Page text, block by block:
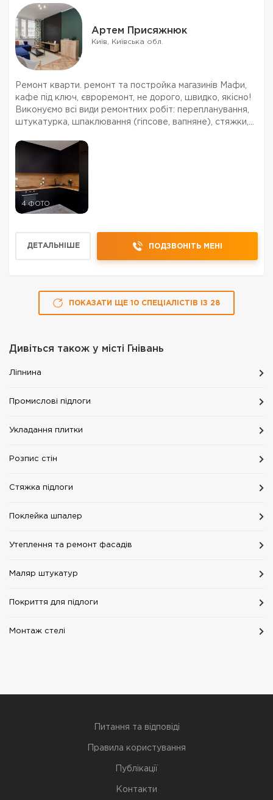
Артем Присяжнюк
Київ, Київська обл.
Ремонт кварти. ремонт та постройка магазинів Мафи,
кафе під ключ, євроремонт, не дорого, швидко, якісно!
Виконуємо всі види ремонтних робіт: перепланування,
штукатурка, шпаклювання (гіпсове, вапняне), стяжки,
всі види підлог, електрика. Ціни ...
4 ФОТО
ДЕТАЛЬНІШЕ ПОДЗВОНІТЬ МЕНІ
ПОКАЗАТИ ЩЕ 10 СПЕЦІАЛІСТІВ ІЗ 28
Дивіться також у місті Гнівань
Ліпнина
Промислові підлоги
Укладання плитки
Розпис стін
Стяжка підлоги
Поклейка шпалер
Утеплення та ремонт фасадів
Маляр штукатур
Покриття для підлоги
Монтаж стелі
Питання та відповіді
Правила користування
Публікації
Контакти